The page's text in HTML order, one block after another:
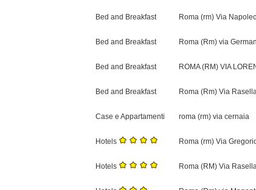
Bed and Breakfast Roma (rm) Via
Bed and Breakfast Roma (Rm) via
Bed and Breakfast ROMA (RM) VIA
Bed and Breakfast Roma (Rm) Via
Case e Appartamenti roma (rm) via cernaia
Hotels Roma (rm) Via
Hotels Roma (RM) Via